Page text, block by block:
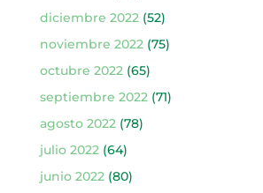
diciembre 2022(52)
noviembre 2022(75)
octubre 2022(65)
septiembre 2022(71)
agosto 2022(78)
julio 2022(64)
junio 2022(80)